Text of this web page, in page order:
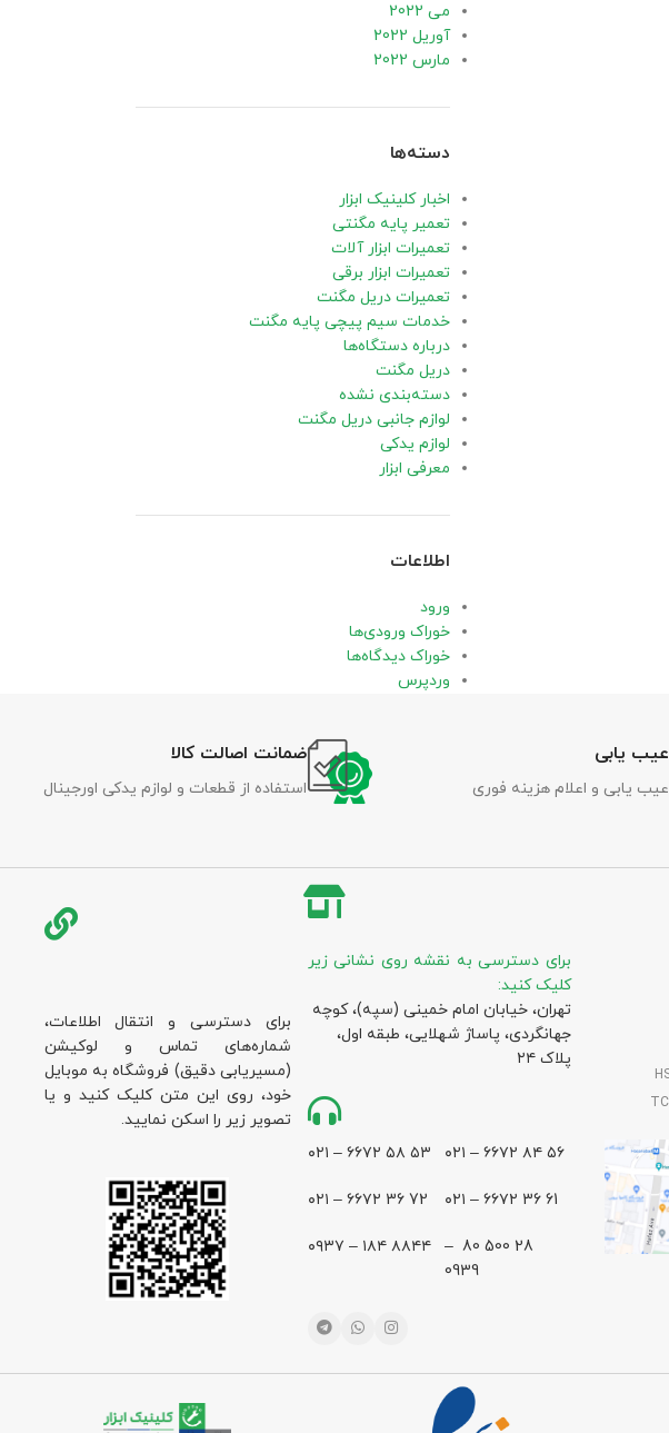
می 2022
آوریل 2022
مارس 2022
دسته‌ها
اخبار کلینیک ابزار
تعمیر پایه مگنتی
تعمیرات ابزار آلات
تعمیرات ابزار برقی
تعمیرات دریل مگنت
خدمات سیم پیچی پایه مگنت
درباره دستگاه‌ها
دریل مگنت
دسته‌بندی نشده
لوازم جانبی دریل مگنت
لوازم یدکی
معرفی ابزار
اطلاعات
ورود
خوراک ورودی‌ها
خوراک دیدگاه‌ها
وردپرس
عیب یابی
عیب یابی و اعلام هزینه فوری
ضمانت اصالت کالا
استفاده از قطعات و لوازم یدکی اورجینال
برای دسترسی به نقشه روی نشانی زیر
کلیک کنید:
تهران، خیابان امام خمینی (سپه)، کوچه
جهانگردی،‌ پاساژ شهلایی، طبقه اول،
پلاک ۲۴
۵۶ ۸۴ ۶۶۷۲ – ۰۲۱
61 36 ۶۶۷۲ – ۰۲۱
28 500 80 –
0939
۵۳ ۵۸ ۶۶۷۲ – ۰۲۱
72 36 ۶۶۷۲ – ۰۲۱
۸۸۴۴ ۱۸۴ – ۰۹۳۷
برای دسترسی و انتقال اطلاعات،
شماره‌های تماس و لوکیشن
(مسیریابی دقیق) فروشگاه به موبایل
خود، روی این متن کلیک کنید و یا
تصویر زیر را اسکن نمایید.